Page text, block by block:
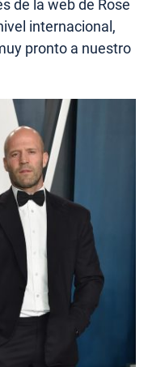
de la web de Rose
internacional,
pronto a nuestro